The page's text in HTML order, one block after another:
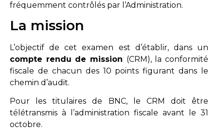
fréquemment contrôlés par l’Administration.
La mission
L’objectif de cet examen est d’établir, dans un
compte rendu de mission (CRM), la conformité
fiscale de chacun des 10 points figurant dans le
chemin d’audit.
Pour les titulaires de BNC, le CRM doit être
télétransmis à l’administration fiscale avant le 31
octobre.